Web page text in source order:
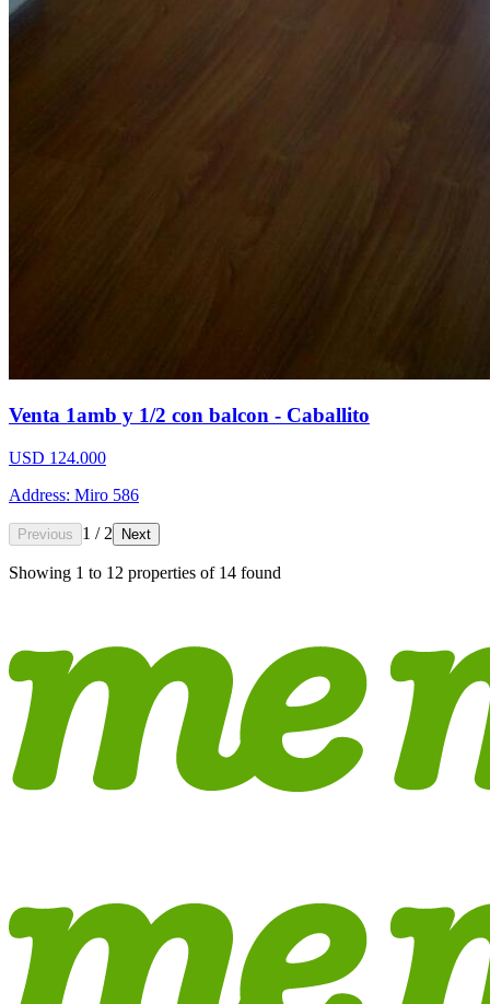
Venta 1amb y 1/2 con balcon - Caballito
USD 124.000
Address: Miro 586
Previous 1 / 2 Next
Showing 1 to 12 properties of 14 found